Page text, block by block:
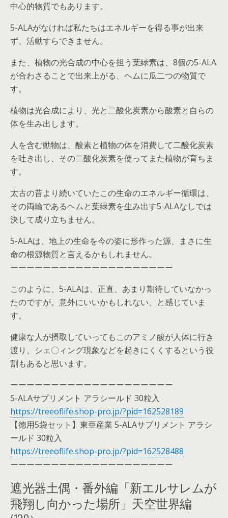
中心的物質でもあります。
5-ALAがなければ私たちはエネルギーを得る事が出来
ず、活動すらできません。
また、植物の光合成の中心を担う葉緑素は、8個の5-ALA
が合わさることで出来上がる、ヘムに瓜二つの物質で
す。
植物は光合成により、光と二酸化炭素から酸素と自らの
体を生み出します。
人を含む動物は、酸素と植物の体を消費して二酸化炭素
を吐き出し、その二酸化炭素を使ってまた植物が育ちま
す。
太古の昔より続いていたこの生命のエネルギー循環は、
その両輪であるヘムと葉緑素を生み出す5-ALAなしでは
決して成り立ちません。
5-ALAは、地上の生命を今の姿に形作った源、まさに生
命の根源物質と言えるかもしれません。
ーーーーーーーーーーーーーーーーーーーー
このように、5-ALAは、正直、あまり期待していなかっ
たのですが。意外にいいかもしれない、と感じていま
す。
健康な人が摂取していってもこのアミノ酸が人体に行き
渡り、シェ〇ィング現象などを起きにくくするという役
割もあると思います。
ーーーーーーーーーーーーーーーーーーーー
5-ALAサプリメント アラシールド 30粒入
https://treeoflife.shop-pro.jp/?pid=162528189
【徳用5袋セット】東亜産業 5-ALAサプリメント アラシ
ールド 30粒入
https://treeoflife.shop-pro.jp/?pid=162528488
ーーーーーーーーーーーーーーーーーーーー
遮光器土偶・番外編「新エルサレムが
飛翔し向かった場所」天空世界編